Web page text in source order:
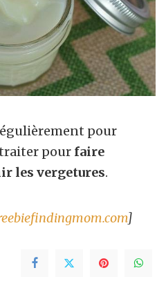
pour
pour faire
les vergetures.
]